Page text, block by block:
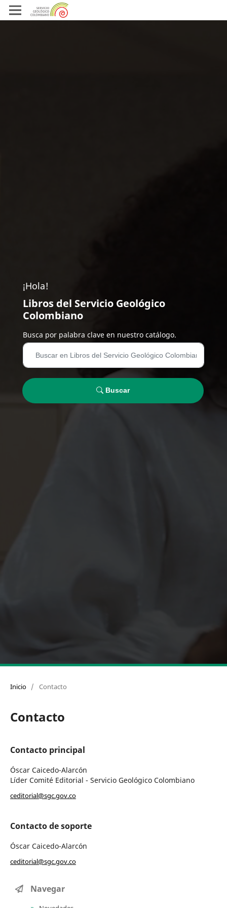
¡Hola!
Libros del Servicio Geológico
Colombiano
Busca por palabra clave en nuestro catálogo.
Buscar
Inicio / Contacto
Contacto
Contacto principal
Óscar Caicedo-Alarcón
Líder Comité Editorial - Servicio Geológico Colombiano
ceditorial@sgc.gov.co
Contacto de soporte
Óscar Caicedo-Alarcón
ceditorial@sgc.gov.co
Navegar